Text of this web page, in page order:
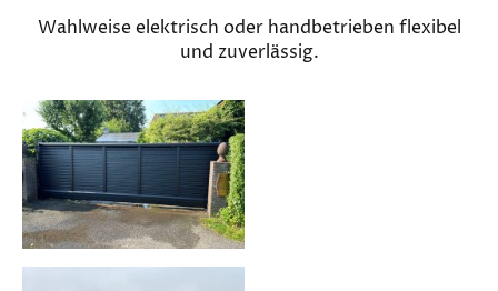
Wahlweise elektrisch oder handbetrieben flexibel
und zuverlässig.